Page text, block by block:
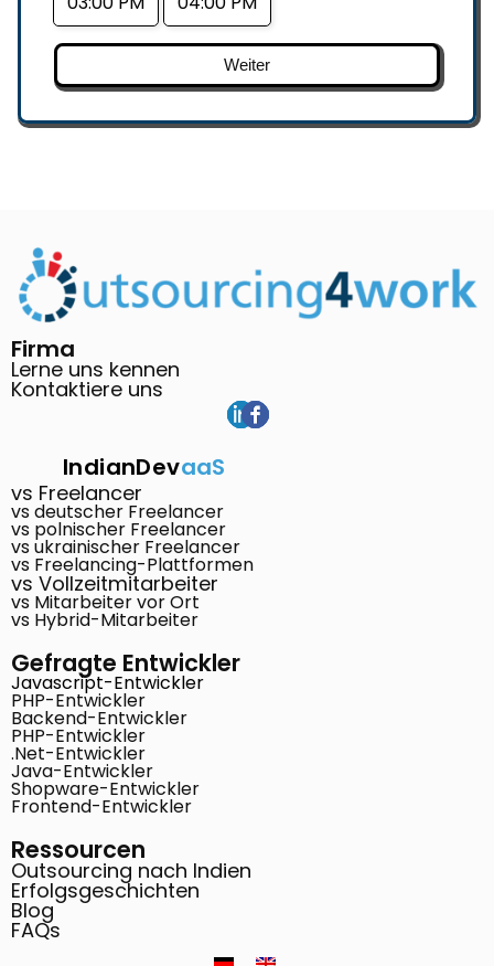
Weiter
Firma
Lerne uns kennen
Kontaktiere uns
IndianDevaaS
vs Freelancer
vs deutscher Freelancer
vs polnischer Freelancer
vs ukrainischer Freelancer
vs Freelancing-Plattformen
vs Vollzeitmitarbeiter
vs Mitarbeiter vor Ort
vs Hybrid-Mitarbeiter
Gefragte Entwickler
Javascript-Entwickler
PHP-Entwickler
Backend-Entwickler
PHP-Entwickler
.Net-Entwickler
Java-Entwickler
Shopware-Entwickler
Frontend-Entwickler
Ressourcen
Outsourcing nach Indien
Erfolgsgeschichten
Blog
FAQs